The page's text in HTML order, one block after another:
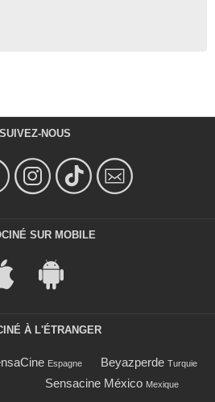
SUIVEZ-NOUS
SUR MOBILE
À L'ÉTRANGER
Espagne Beyazperde Turquie
Sensacine México Mexique